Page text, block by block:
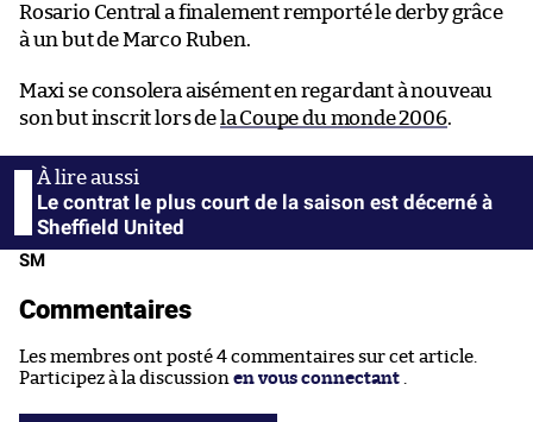
Rosario Central a finalement remporté le derby grâce
à un but de Marco Ruben.
Maxi se consolera aisément en regardant à nouveau
son but inscrit lors de la Coupe du monde 2006.
Le contrat le plus court de la saison est décerné à
Sheffield United
SM
Commentaires
Les membres ont posté 4 commentaires sur cet article.
Participez à la discussion en vous connectant